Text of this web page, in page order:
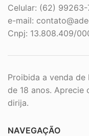
Celular: (62) 99263-
e-mail:
Cnpj: 13.808.409/
Proibida a venda
de 18 anos. Aprecie
dirija.
NAVEGAÇÃO